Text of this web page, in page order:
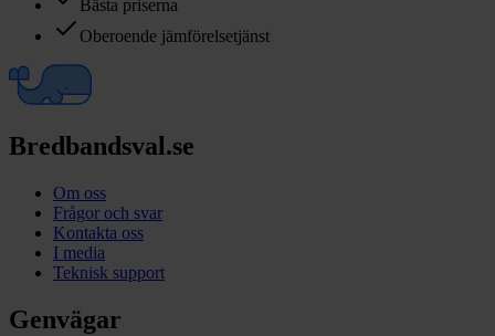
Bästa priserna
Oberoende jämförelsetjänst
Bredbandsval.se
Om oss
Frågor och svar
Kontakta oss
I media
Teknisk support
Genvägar